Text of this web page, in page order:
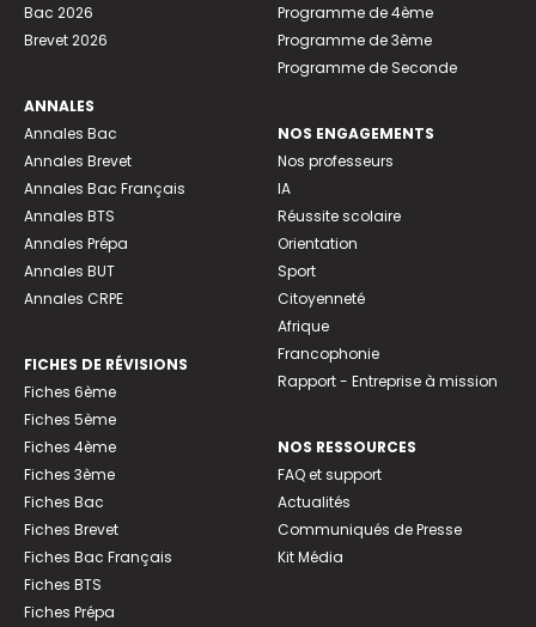
Bac 2026
Brevet 2026
ANNALES
Annales Bac
Annales Brevet
Annales Bac Français
Annales BTS
Annales Prépa
Annales BUT
Annales CRPE
FICHES DE RÉVISIONS
Fiches 6ème
Fiches 5ème
Fiches 4ème
Fiches 3ème
Fiches Bac
Fiches Brevet
Fiches Bac Français
Fiches BTS
Fiches Prépa
Programme de 4ème
Programme de 3ème
Programme de Seconde
NOS ENGAGEMENTS
Nos professeurs
IA
Réussite scolaire
Orientation
Sport
Citoyenneté
Afrique
Francophonie
Rapport - Entreprise à mission
NOS RESSOURCES
FAQ et support
Actualités
Communiqués de Presse
Kit Média